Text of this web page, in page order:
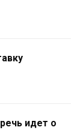
идет о